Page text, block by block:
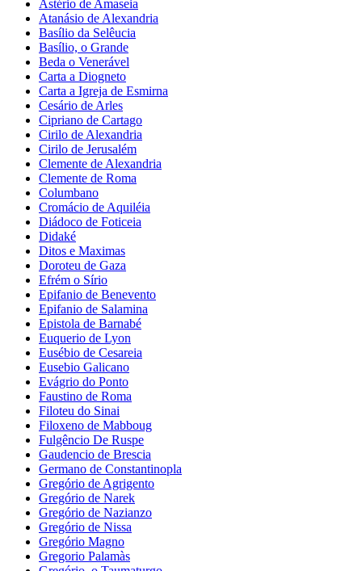
Astério de Amaseia
Atanásio de Alexandria
Basílio da Selêucia
Basílio, o Grande
Beda o Venerável
Carta a Diogneto
Carta a Igreja de Esmirna
Cesário de Arles
Cipriano de Cartago
Cirilo de Alexandria
Cirilo de Jerusalém
Clemente de Alexandria
Clemente de Roma
Columbano
Cromácio de Aquiléia
Diádoco de Foticeia
Didaké
Ditos e Maximas
Doroteu de Gaza
Efrém o Sírio
Epifanio de Benevento
Epifanio de Salamina
Epistola de Barnabé
Euquerio de Lyon
Eusébio de Cesareia
Eusebio Galicano
Evágrio do Ponto
Faustino de Roma
Filoteu do Sinai
Filoxeno de Mabboug
Fulgêncio De Ruspe
Gaudencio de Brescia
Germano de Constantinopla
Gregório de Agrigento
Gregório de Narek
Gregório de Nazianzo
Gregório de Nissa
Gregório Magno
Gregorio Palamàs